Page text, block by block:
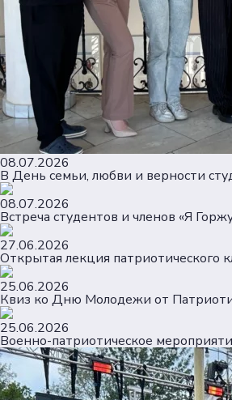
08.07.2026
В День семьи, любви и верности
08.07.2026
Встреча студентов и членов «Я
27.06.2026
Открытая лекция патриотического
25.06.2026
Квиз ко Дню Молодежи от
25.06.2026
Военно-патриотическое